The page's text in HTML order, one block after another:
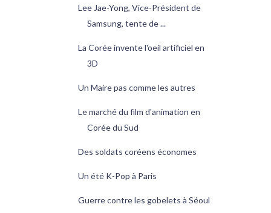
Lee Jae-Yong, Vice-Président de
Samsung, tente de ...
La Corée invente l'oeil artificiel en
3D
Un Maire pas comme les autres
Le marché du film d'animation en
Corée du Sud
Des soldats coréens économes
Un été K-Pop à Paris
Guerre contre les gobelets à Séoul